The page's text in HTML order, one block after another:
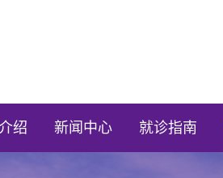
绍 新闻中心 就诊指南